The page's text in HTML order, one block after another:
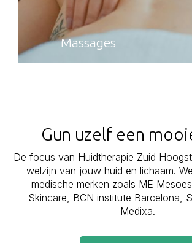
Massages
Gun uzelf een
De focus van Huidtherapie Zuid
welzijn van jouw huid en lichaam.
medische merken zoals ME
Skincare, BCN institute Barcelona,
Medixa.